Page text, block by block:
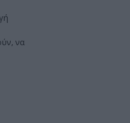
να